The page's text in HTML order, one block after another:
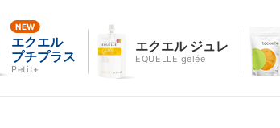
エクエル
プチプラス
Petit+
エクエル ジュレ
EQUELLE gelée